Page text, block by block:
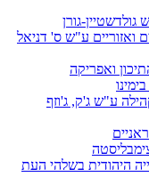
גורן
ואזוריים ע"ש ס' דניאל
ואפריקה
ע"ש ג'ק, ג'וזף
היהודית בשלהי העת